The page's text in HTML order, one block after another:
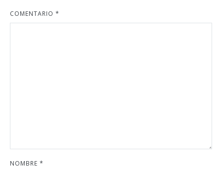
COMENTARIO *
NOMBRE *